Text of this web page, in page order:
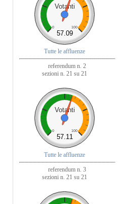
Votanti
0 100
57.09
Tutte le affluenze
referendum n. 2
sezioni n. 21 su 21
Votanti
0 100
57.11
Tutte le affluenze
referendum n. 3
sezioni n. 21 su 21